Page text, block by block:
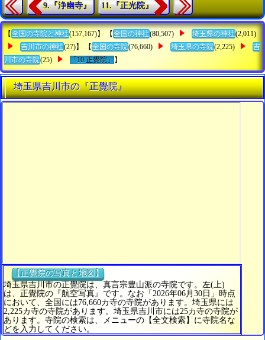
9.『浄幽寺』 11.『正光院』
【 全国の寺院と神社(157,167)】 【 全国の神社(80,507) 埼玉県の神社(2,011)
吉川市の神社(27)】 【 全国の寺院(76,660) 埼玉県の寺院(2,225)
吉
川市の寺院(25) 「10.正覺院」 】
埼玉県吉川市の『正覺院』
【正覺院の写真と地図】
埼玉県吉川市の正覺院は、真言宗豊山派の寺院です。左(上)
は、正覺院の『航空写真』です。なお「2026年06月30日」時点
において、全国には76,660カ寺の寺院があります。埼玉県には
2,225カ寺の寺院があります。埼玉県吉川市には25カ寺の寺院が
あります。寺院の検索は、メニューの【全文検索】に寺院名な
どを入力してください。